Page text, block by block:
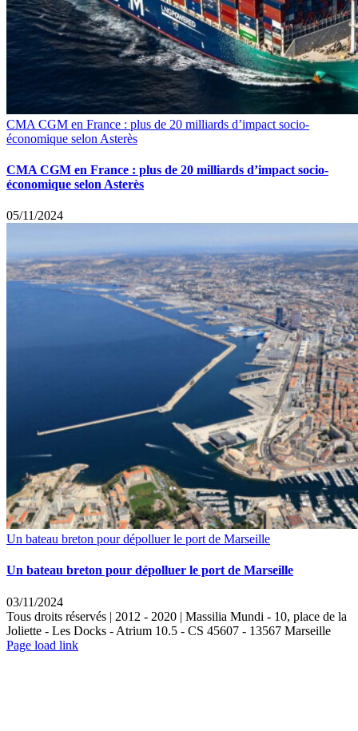
CMA CGM en France : plus de 20 milliards d’impact socio-
économique selon Asterès
CMA CGM en France : plus de 20 milliards d’impact socio-
économique selon Asterès
05/11/2024
Un bateau breton pour dépolluer le port de Marseille
Un bateau breton pour dépolluer le port de Marseille
03/11/2024
Tous droits réservés | 2012 - 2020 | Massilia Mundi - 10, place de la
Joliette - Les Docks - Atrium 10.5 - CS 45607 - 13567 Marseille
LinkedIn
Instagram
Rss
Page load link